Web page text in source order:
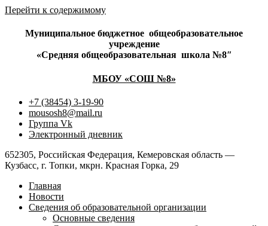
Перейти к содержимому
Муниципальное бюджетное общеобразовательное
учреждение
«Средняя общеобразовательная школа №8″
МБОУ «СОШ №8»
+7 (38454) 3-19-90
mousosh8@mail.ru
Группа Vk
Электронный дневник
652305, Российская Федерация, Кемеровская область —
Кузбасс, г. Топки, мкрн. Красная Горка, 29
Главная
Новости
Сведения об образовательной организации
Основные сведения